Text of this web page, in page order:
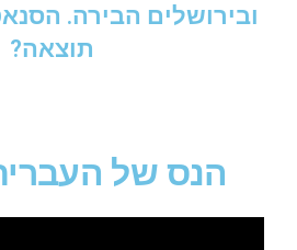
ובירושלים הבירה.
תוצאה?
הנס של העברית